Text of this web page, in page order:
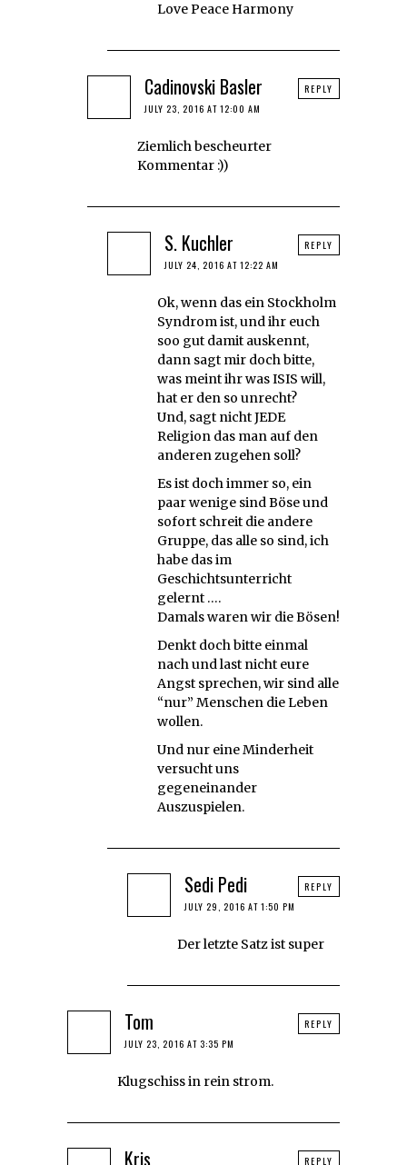
Love Peace Harmony
Cadinovski Basler
JULY 23, 2016 AT 12:00 AM
Ziemlich bescheurter
Kommentar :))
REPLY
S. Kuchler
JULY 24, 2016 AT 12:22 AM
Ok, wenn das ein Stockholm
Syndrom ist, und ihr euch
soo gut damit auskennt,
dann sagt mir doch bitte,
was meint ihr was ISIS will,
hat er den so unrecht?
Und, sagt nicht JEDE
Religion das man auf den
anderen zugehen soll?
Es ist doch immer so, ein
paar wenige sind Böse und
sofort schreit die andere
Gruppe, das alle so sind, ich
habe das im
Geschichtsunterricht
gelernt ….
Damals waren wir die Bösen!
Denkt doch bitte einmal
nach und last nicht eure
Angst sprechen, wir sind alle
“nur” Menschen die Leben
wollen.
Und nur eine Minderheit
versucht uns
gegeneinander
Auszuspielen.
REPLY
Sedi Pedi
JULY 29, 2016 AT 1:50 PM
Der letzte Satz ist super
REPLY
Tom
JULY 23, 2016 AT 3:35 PM
Klugschiss in rein strom.
REPLY
Kris REPLY